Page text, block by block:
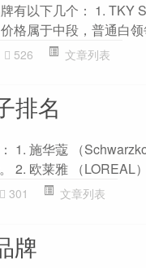
有以下几个： 1. TKY
格属于中段，普通白
526 文章列表
排名
1. 施华蔻 （
2. 欧莱雅 （LOREAL
301 文章列表
牌